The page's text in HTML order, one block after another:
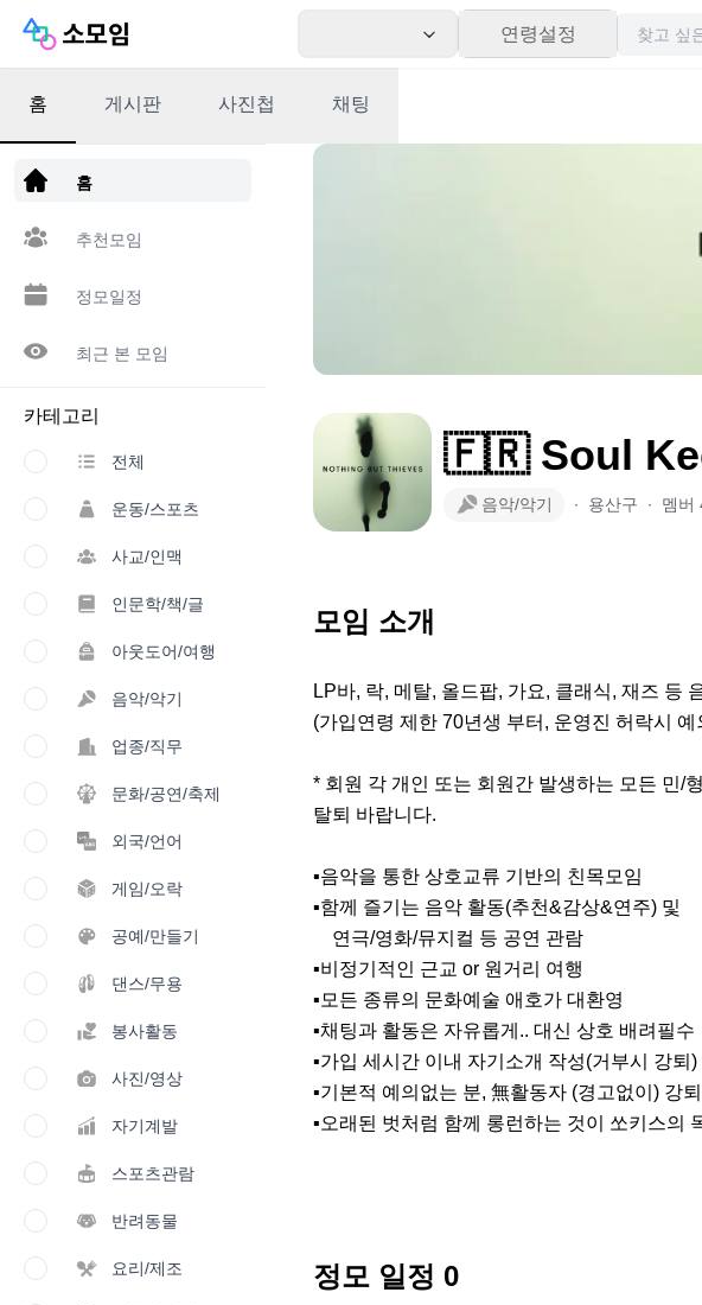
연령설정
앱 다운로드
홈
추천모임
정모일정
최근 본 모임
카테고리
전체
운동/스포츠
사교/인맥
인문학/책/글
아웃도어/여행
음악/악기
업종/직무
문화/공연/축제
외국/언어
게임/오락
공예/만들기
댄스/무용
봉사활동
사진/영상
자기계발
스포츠관람
반려동물
요리/제조
홈 게시판 사진첩 채팅
🇫🇷 Soul
음악/악기 ∙ 용산구 ∙ 멤버
모임 소개
LP바, 락, 메탈, 올드팝, 가요, 클래식, 재즈 등
(가입연령 제한 70년생 부터, 운영진 허락시 예
* 회원 각 개인 또는 회원간 발생하는 모든 민/
탈퇴 바랍니다.
▪음악을 통한 상호교류 기반의 친목모임
▪함께 즐기는 음악 활동(추천&감상&연주) 및
▪비정기적인 근교 or 원거리 여행
▪모든 종류의 문화예술 애호가 대환영
▪채팅과 활동은 자유롭게.. 대신 상호 배려필수
▪가입 세시간 이내 자기소개 작성(거부시 강퇴)
▪기본적 예의없는 분, 無활동자 (경고없이) 강퇴
▪오래된 벗처럼 함께 롱런하는 것이 쏘키스의
정모 일정 0